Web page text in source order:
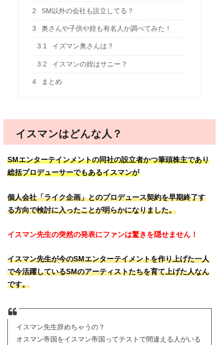
2 SM以外の会社も設立してる？
3 奥さんや子供や姪も有名人か調べてみた！
3.1 イズマン奥さんは？
3.2 イスマンの姪はサニー？
4 まとめ
イスマンはどんな人？
SMエンターテインメントの同社の設立者かつ筆頭株主であり
総括プロデューサーでもあるイスマンが
個人会社「ライク企画」とのプロデュース契約を早期終了す
る方向で検討に入ったことが明らかになりました。
イスマン先生の突然の発表にファンは驚きを隠せません！
イスマン先生が今のSMエンターテイメントを作り上げた一人
で今活躍しているSMのアーティストたちを育て上げた人なん
です。
イスマン先生辞めちゃうの？
オスマン帝国をイスマン帝国ってテストで間違える人がいる